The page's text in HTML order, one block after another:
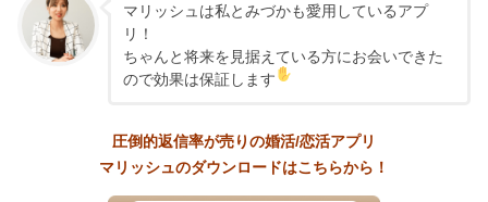
マリッシュは私とみづかも愛用しているアプ
リ！
ちゃんと将来を見据えている方にお会いできた
ので効果は保証します
圧倒的返信率が売りの婚活/恋活アプリ
マリッシュのダウンロードはこちらから！